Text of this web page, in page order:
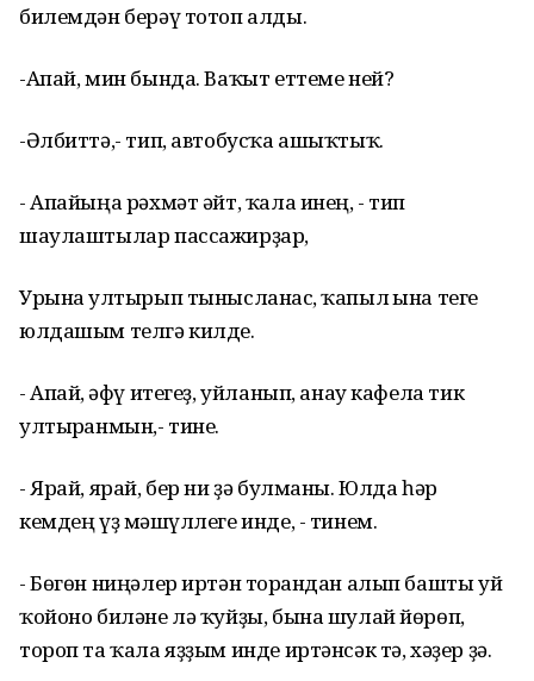
билемдән берәү тотоп алды.
-Апай, мин бында. Ваҡыт еттеме ней?
-Әлбиттә,- тип, автобусҡа ашыҡтыҡ.
- Апайыңа рәхмәт әйт, ҡала инең, - тип
шаулаштылар пассажирҙар,
Урынға ултырып тынысланғас, ҡапыл ғына теге
юлдашым телгә килде.
- Апай, ғәфү итегеҙ, уйланып, анау кафела тик
ултырғанмын,- тине.
- Ярай, ярай, бер ни ҙә булманы. Юлда һәр
кемдең үҙ мәшғүллеге инде, - тинем.
- Бөгөн ниңәлер иртән торғандан алып башты уй
ҡойоно биләне лә ҡуйҙы, бына шулай йөрөп,
тороп та ҡала яҙҙым инде иртәнсәк тә, хәҙер ҙә.